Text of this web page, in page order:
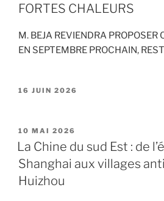
FORTES CHALEURS
M. BEJA REVIENDRA PROPOSER
EN SEPTEMBRE PROCHAIN,
PUBLIÉ
16 JUIN 2026
PUBLIÉ
LE
10 MAI 2026
La Chine du sud Est : de
Shanghai aux villages
Huizhou